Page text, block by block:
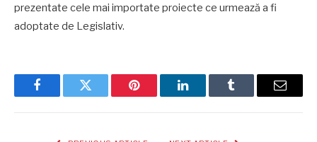
prezentate cele mai importate proiecte ce urmează a fi
adoptate de Legislativ.
FacebookTwitter Pinterest LinkedInTumblr Email